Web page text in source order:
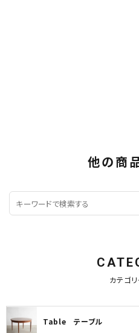
他の商
カテゴ
Table テーブル